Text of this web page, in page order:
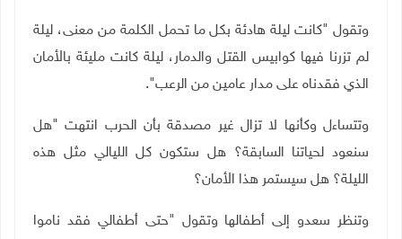
وتقول "كانت ليلة هادئة بكل ما تحمل الكلمة من معنى، ليلة
لم تزرنا فيها كوابيس القتل والدمار، ليلة كانت مليئة بالأمان
الذي فقدناه على مدار عامين من الرعب".
وتتساءل وكأنها لا تزال غير مصدقة بأن الحرب انتهت "هل
سنعود لحياتنا السابقة؟ هل ستكون كل الليالي مثل هذه
الليلة؟ هل سيستمر هذا الأمان؟
وتنظر سعدو إلى أطفالها وتقول "حتى أطفالي فقد ناموا